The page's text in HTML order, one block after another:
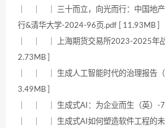
｜ ｜ ｜ 三十而立，向光而行：中国地
行&清华大学-2024-96页.pdf [ 11.93MB ]
｜ ｜ ｜ 上海期货交易所2023-2025年
2.73MB ]
｜ ｜ ｜ 生成人工智能时代的治理报告
3.49MB ]
｜ ｜ ｜ 生成式AI：为企业而生（英）-
｜ ｜ ｜ 生成式AI如何塑造软件工程的未